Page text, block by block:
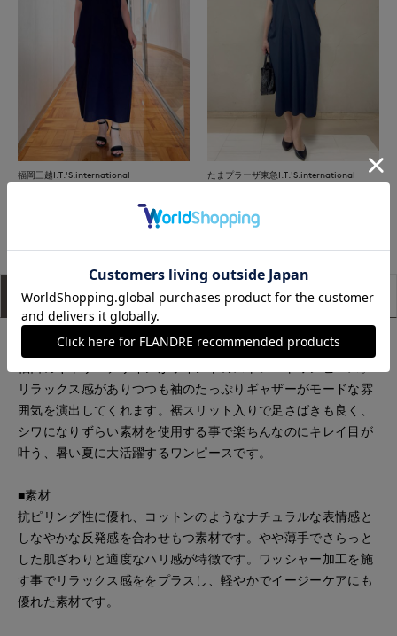
福岡三越I.T.'S.international たまプラーザ東急I.T.'S.international
もっと見る
アイテム説明 サイズ詳細 購入レビュー
■デザイン
リラックス感がありつつも袖のたっぷりギャザーがモードな雰
囲気を演出してくれます。裾スリット入りで足さばきも良く、
シワになりずらい素材を使用する事で楽ちんなのにキレイ目が
叶う、暑い夏に大活躍するワンピースです。
■素材
抗ピリング性に優れ、コットンのようなナチュラルな表情感と
しなやかな反発感を合わせもつ素材です。やや薄手でさらっと
した肌ざわりと適度なハリ感が特徴です。ワッシャー加工を施
す事でリラックス感ををプラスし、軽やかでイージーケアにも
優れた素材です。